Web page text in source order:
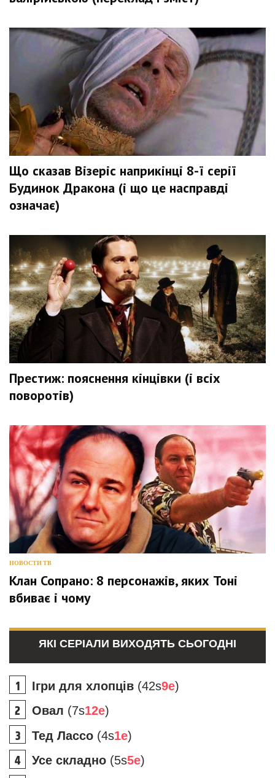
Що сказав Візеріс наприкінці 8-ї серії
Будинок Дракона (і що це насправді
означає)
Престиж: пояснення кінцівки (і всіх
поворотів)
НОВОСТИ ТВ
Клан Сопрано: 8 персонажів, яких Тоні
вбиває і чому
ЯКІ СЕРІАЛИ ВИХОДЯТЬ СЬОГОДНІ
Ігри для хлопців (42s9e)
Овал (7s12e)
Тед Лассо (4s1e)
Усе складно (5s5e)